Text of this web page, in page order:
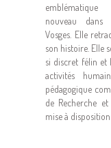
nouveau
Vosges. Elle
son histoire. Elle
si discret félin et
activités
pédagogique
de Recherche
mise à disposition